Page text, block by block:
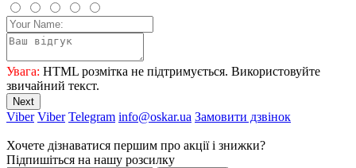
Увага: HTML розмітка не підтримується. Використовуйте
звичайний текст.
Next
Viber Viber Telegram info@oskar.ua Замовити дзвінок
Хочете дізнаватися першим про акції і знижки?
Підпишіться на нашу розсилку